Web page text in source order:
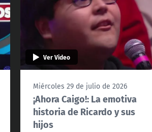
Ver Video
Miércoles 29 de julio de 2026
¡Ahora Caigo!: La emotiva
historia de Ricardo y sus
hijos